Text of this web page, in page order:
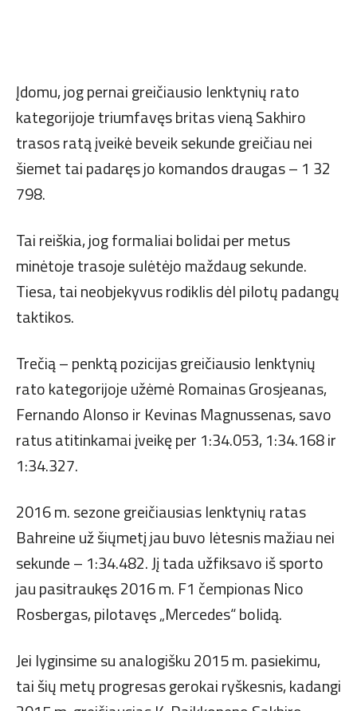
Įdomu, jog pernai greičiausio lenktynių rato
kategorijoje triumfavęs britas vieną Sakhiro
trasos ratą įveikė beveik sekunde greičiau nei
šiemet tai padaręs jo komandos draugas – 1 32
798.
Tai reiškia, jog formaliai bolidai per metus
minėtoje trasoje sulėtėjo maždaug sekunde.
Tiesa, tai neobjekyvus rodiklis dėl pilotų padangų
taktikos.
Trečią – penktą pozicijas greičiausio lenktynių
rato kategorijoje užėmė Romainas Grosjeanas,
Fernando Alonso ir Kevinas Magnussenas, savo
ratus atitinkamai įveikę per 1:34.053, 1:34.168 ir
1:34.327.
2016 m. sezone greičiausias lenktynių ratas
Bahreine už šiųmetį jau buvo lėtesnis mažiau nei
sekunde – 1:34.482. Jį tada užfiksavo iš sporto
jau pasitraukęs 2016 m. F1 čempionas Nico
Rosbergas, pilotavęs „Mercedes“ bolidą.
Jei lyginsime su analogišku 2015 m. pasiekimu,
tai šių metų progresas gerokai ryškesnis, kadangi